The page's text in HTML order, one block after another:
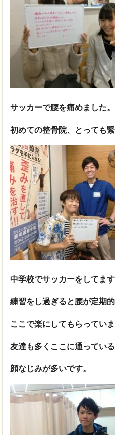
サッカーで腰を痛めました。
初めての整骨院、とっても
中学校でサッカーをしてます
練習をし過ぎると腰が定期
ここで楽にしてもらっていま
友達も多くここに通ってい
顔なじみが多いです。